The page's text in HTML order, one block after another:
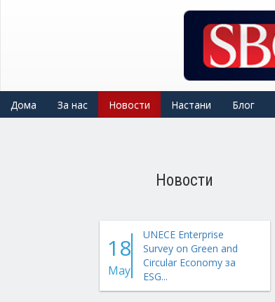
Дома За нас Новости Настани Блог
Новости
18
May
UNECE Enterprise
Survey on Green and
Circular Economy за
ESG...